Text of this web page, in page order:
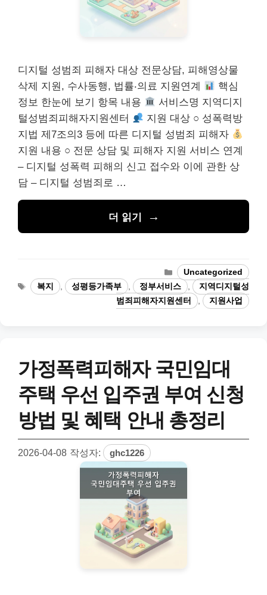
디지털 성범죄 피해자 대상 전문상담, 피해영상물
삭제 지원, 수사동행, 법률‧의료 지원연계
핵심
정보 한눈에 보기 항목 내용
서비스명 지역디지
털성범죄피해자지원센터
지원 대상 ○ 성폭력방
지법 제7조의3 등에 따른 디지털 성범죄 피해자
지원 내용 ○ 전문 상담 및 피해자 지원 서비스 연계
– 디지털 성폭력 피해의 신고 접수와 이에 관한 상
담 – 디지털 성범죄로 …
더 읽기
카
테
고
리
Uncategorized
태
그
복지 , 성평등가족부 , 정부서비스 ,
지역디지털성
범죄피해자지원센터
, 지원사업
가정폭력피해자 국민임대
주택 우선 입주권 부여 신청
방법 및 혜택 안내 총정리
2026-04-08 작성자: ghc1226